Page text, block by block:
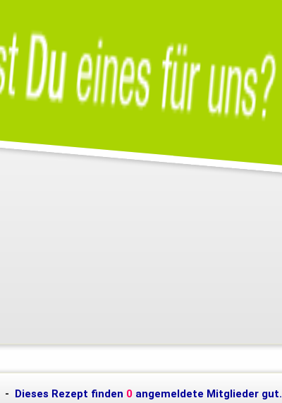
- Dieses Rezept finden 0 angemeldete Mitglieder gut.